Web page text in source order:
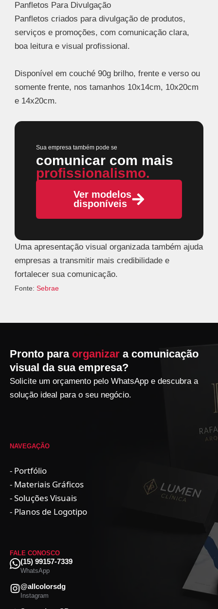
Panfletos Para Divulgação
Panfletos criados para divulgação de produtos,
serviços e promoções, com comunicação clara,
boa leitura e visual profissional.
Disponível em couché 90g brilho, frente e verso ou
somente frente, nos tamanhos 10x14cm, 10x20cm
e 14x20cm.
Sua empresa também pode se
comunicar com mais
profissionalismo.
Ver modelos
disponíveis
Uma apresentação visual organizada também ajuda
empresas a transmitir mais credibilidade e
fortalecer sua comunicação.
Fonte: Sebrae
Pronto para organizar a comunicação
visual da sua empresa?
Solicite um orçamento pelo WhatsApp e descubra a
solução ideal para o seu negócio.
NAVEGAÇÃO
- Portfólio
- Materiais Gráficos
- Soluções Visuais
- Planos de Logotipo
FALE CONOSCO
(15) 99157-7339
WhatsApp
@allcolorsdg
Instagram